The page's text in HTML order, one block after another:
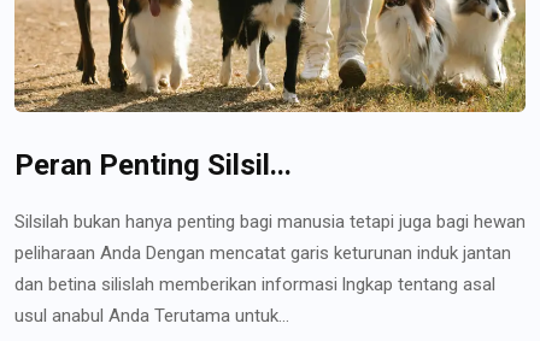
Peran Penting Silsil...
Silsilah bukan hanya penting bagi manusia tetapi juga bagi hewan
peliharaan Anda Dengan mencatat garis keturunan induk jantan
dan betina silislah memberikan informasi lngkap tentang asal
usul anabul Anda Terutama untuk...